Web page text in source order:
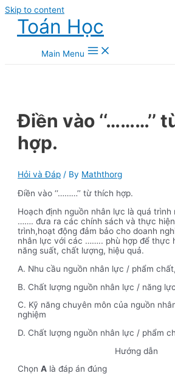
Skip to content
Toán Học
Main Menu
Điền vào ‘‘………’’
hợp.
Hỏi và Đáp / By Maththorg
Điền vào ‘‘………’’ từ thích hợp.
Hoạch định nguồn nhân lực là quá trình
……. đưa ra các chính sách và thực
trình,hoạt động đảm bảo cho doanh
nhân lực với các …….. phù hợp để thực
năng suất, chất lượng, hiệu quả.
A. Nhu cầu nguồn nhân lực / phẩm
B. Chất lượng nguồn nhân lực / năng
C. Kỹ năng chuyên môn của nguồn
nghiệm
D. Chất lượng nguồn nhân lực / phẩm
Hướng dẫn
ChọnA là đáp án đúng